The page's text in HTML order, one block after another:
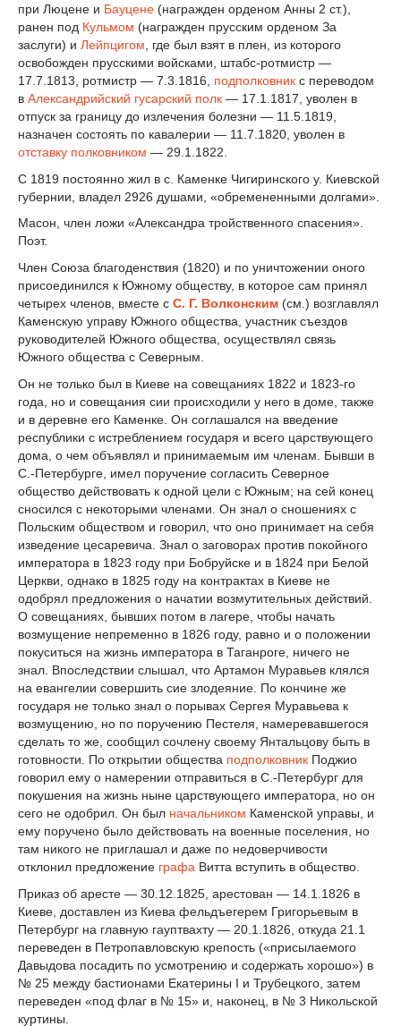
при Люцене и Бауцене (награжден орденом Анны 2 ст.),
ранен под Кульмом (награжден прусским орденом За
заслуги) и Лейпцигом , где был взят в плен, из которого
освобожден прусскими войсками, штабс-ротмистр —
17.7.1813, ротмистр — 7.3.1816, подполковник с переводом
в Александрийский гусарский полк — 17.1.1817, уволен в
отпуск за границу до излечения болезни — 11.5.1819,
назначен состоять по кавалерии — 11.7.1820, уволен в
отставку полковником — 29.1.1822.
С 1819 постоянно жил в с. Каменке Чигиринского у. Киевской
губернии, владел 2926 душами, «обремененными долгами».
Масон, член ложи «Александра тройственного спасения».
Поэт.
Член Союза благоденствия (1820) и по уничтожении оного
присоединился к Южному обществу, в которое сам принял
четырех членов, вместе с С. Г. Волконским (см.) возглавлял
Каменскую управу Южного общества, участник съездов
руководителей Южного общества, осуществлял связь
Южного общества с Северным.
Он не только был в Киеве на совещаниях 1822 и 1823-го
года, но и совещания сии происходили у него в доме, также
и в деревне его Каменке. Он соглашался на введение
республики с истреблением государя и всего царствующего
дома, о чем объявлял и принимаемым им членам. Бывши в
С.-Петербурге, имел поручение согласить Северное
общество действовать к одной цели с Южным; на сей конец
сносился с некоторыми членами. Он знал о сношениях с
Польским обществом и говорил, что оно принимает на себя
изведение цесаревича. Знал о заговорах против покойного
императора в 1823 году при Бобруйске и в 1824 при Белой
Церкви, однако в 1825 году на контрактах в Киеве не
одобрял предложения о начатии возмутительных действий.
О совещаниях, бывших потом в лагере, чтобы начать
возмущение непременно в 1826 году, равно и о положении
покуситься на жизнь императора в Таганроге, ничего не
знал. Впоследствии слышал, что Артамон Муравьев клялся
на евангелии совершить сие злодеяние. По кончине же
государя не только знал о порывах Сергея Муравьева к
возмущению, но по поручению Пестеля, намеревавшегося
сделать то же, сообщил сочлену своему Янтальцову быть в
готовности. По открытии общества подполковник Поджио
говорил ему о намерении отправиться в С.-Петербург для
покушения на жизнь ныне царствующего императора, но он
сего не одобрил. Он был начальником Каменской управы, и
ему поручено было действовать на военные поселения, но
там никого не приглашал и даже по недоверчивости
отклонил предложение графа Витта вступить в общество.
Приказ об аресте — 30.12.1825, арестован — 14.1.1826 в
Киеве, доставлен из Киева фельдъегерем Григорьевым в
Петербург на главную гауптвахту — 20.1.1826, откуда 21.1
переведен в Петропавловскую крепость («присылаемого
Давыдова посадить по усмотрению и содержать хорошо») в
№ 25 между бастионами Екатерины I и Трубецкого, затем
переведен «под флаг в № 15» и, наконец, в № 3 Никольской
куртины.